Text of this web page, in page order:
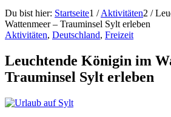
Du bist hier: Startseite1 / Aktivitäten2 /
Wattenmeer – Trauminsel Sylt erleben
Aktivitäten, Deutschland, Freizeit
Leuchtende Königin im
Trauminsel Sylt erleben